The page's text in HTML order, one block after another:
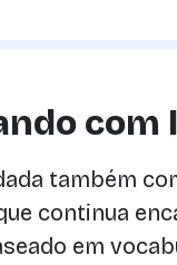
com
também
continua
em